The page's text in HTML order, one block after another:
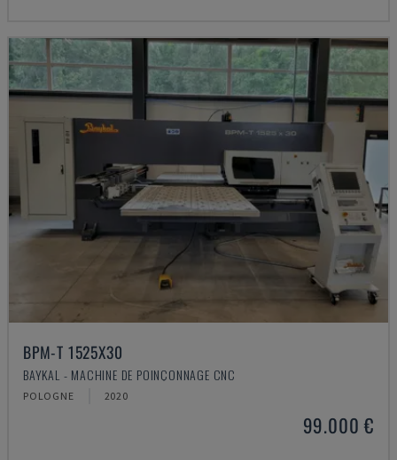
BPM-T 1525X30
BAYKAL - MACHINE DE POINÇONNAGE CNC
POLOGNE 2020
99.000 €